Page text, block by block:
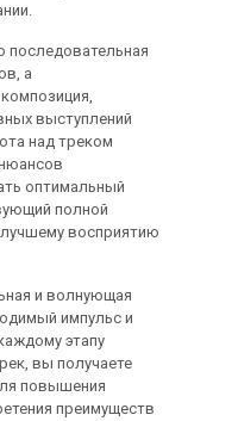
последовательная
а
выступлений
над треком
оптимальный
полной
восприятию
и волнующая
импульс и
этапу
вы получаете
повышения
преимуществ